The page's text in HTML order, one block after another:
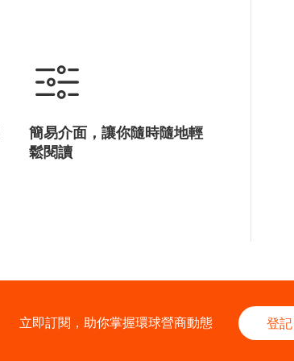
簡易介面，讓你隨時隨地輕
鬆閱讀
立即訂閱，助你掌握環球營商動態 登記